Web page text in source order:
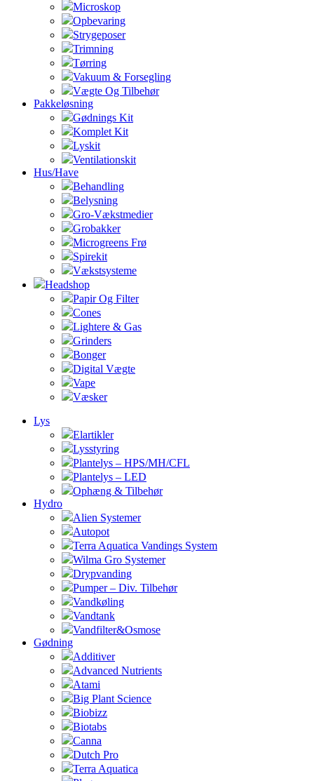
Microskop
Opbevaring
Strygeposer
Trimning
Tørring
Vakuum & Forsegling
Vægte Og Tilbehør
Pakkeløsning
Gødnings Kit
Komplet Kit
Lyskit
Ventilationskit
Hus/Have
Behandling
Belysning
Gro-Vækstmedier
Grobakker
Microgreens Frø
Spirekit
Vækstsysteme
Headshop
Papir Og Filter
Cones
Lightere & Gas
Grinders
Bonger
Digital Vægte
Vape
Væsker
Lys
Elartikler
Lysstyring
Plantelys – HPS/MH/CFL
Plantelys – LED
Ophæng & Tilbehør
Hydro
Alien Systemer
Autopot
Terra Aquatica Vandings System
Wilma Gro Systemer
Drypvanding
Pumper – Div. Tilbehør
Vandkøling
Vandtank
Vandfilter&Osmose
Gødning
Additiver
Advanced Nutrients
Atami
Big Plant Science
Biobizz
Biotabs
Canna
Dutch Pro
Terra Aquatica